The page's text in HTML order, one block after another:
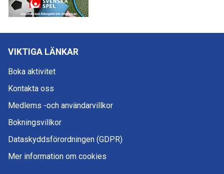
VIKTIGA LÄNKAR
Boka aktivitet
Kontakta oss
Medlems -och användarvillkor
Bokningsvillkor
Dataskyddsförordningen (GDPR)
Mer information om cookies